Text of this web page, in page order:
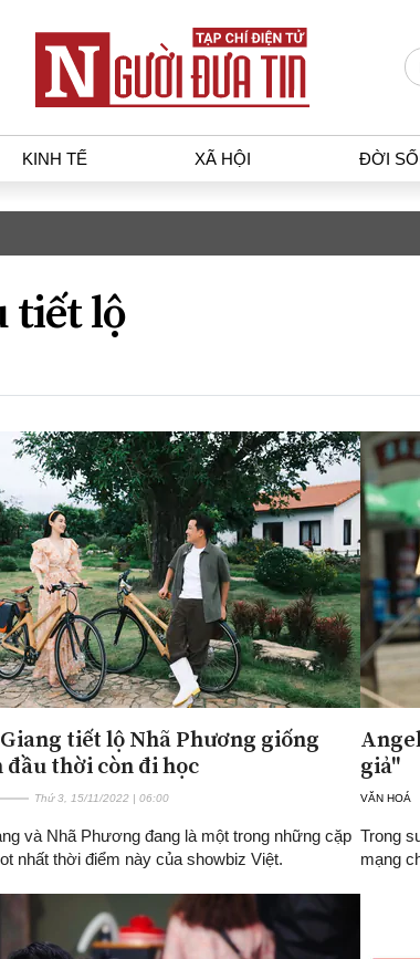
KINH TẾ XÃ HỘI ĐỜI
Tài chính - Ngân hàng
Kinh tế vĩ mô
Xu hướng thị trường
Tiêu dùng và dư luận
Công nghệ
Giao
tiết lộ
tiết lộ Nhã Phương giống
thời còn đi học
Thứ 3, 15/11/2022 | 06:00
và Nhã Phương đang là một trong những cặp
nhất thời điểm này của showbiz Việt.
giả"
VĂN HOÁ
Trong
mạng